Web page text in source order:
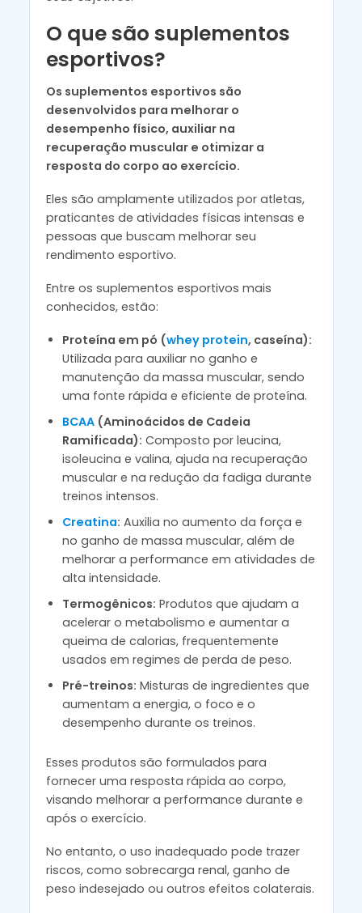
O que são suplementos
esportivos?
Os suplementos esportivos são
desenvolvidos para melhorar o
desempenho físico, auxiliar na
recuperação muscular e otimizar a
resposta do corpo ao exercício.
Eles são amplamente utilizados por atletas,
praticantes de atividades físicas intensas e
pessoas que buscam melhorar seu
rendimento esportivo.
Entre os suplementos esportivos mais
conhecidos, estão:
Proteína em pó (whey protein, caseína):
Utilizada para auxiliar no ganho e
manutenção da massa muscular, sendo
uma fonte rápida e eficiente de proteína.
BCAA(Aminoácidos de Cadeia
Ramificada): Composto por leucina,
isoleucina e valina, ajuda na recuperação
muscular e na redução da fadiga durante
treinos intensos.
Creatina: Auxilia no aumento da força e
no ganho de massa muscular, além de
melhorar a performance em atividades de
alta intensidade.
Termogênicos: Produtos que ajudam a
acelerar o metabolismo e aumentar a
queima de calorias, frequentemente
usados em regimes de perda de peso.
Pré-treinos: Misturas de ingredientes que
aumentam a energia, o foco e o
desempenho durante os treinos.
Esses produtos são formulados para
fornecer uma resposta rápida ao corpo,
visando melhorar a performance durante e
após o exercício.
No entanto, o uso inadequado pode trazer
riscos, como sobrecarga renal, ganho de
peso indesejado ou outros efeitos colaterais.